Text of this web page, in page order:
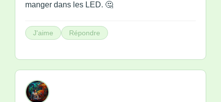
manger dans les LED. 🤔
J'aime Répondre